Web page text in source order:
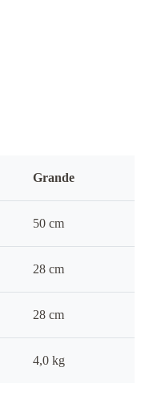
Grande
50 cm
28 cm
28 cm
4,0 kg